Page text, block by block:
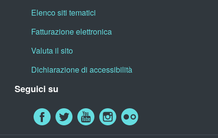
Elenco siti tematici
Fatturazione elettronica
Valuta il sito
Dichiarazione di accessibilità
Seguici su